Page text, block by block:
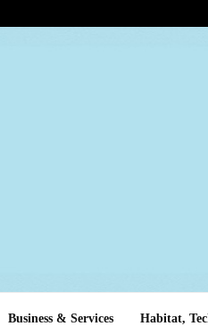
Business & Services Habitat,